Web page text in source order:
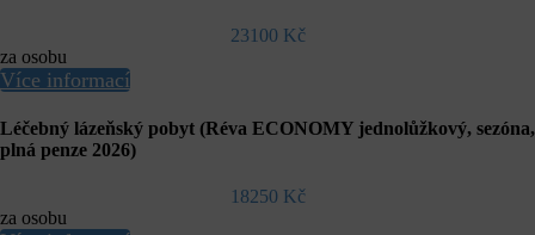
23100 Kč
za osobu
Více informací
Léčebný lázeňský pobyt (Réva ECONOMY jednolůžkový, sezóna,
plná penze 2026)
18250 Kč
za osobu